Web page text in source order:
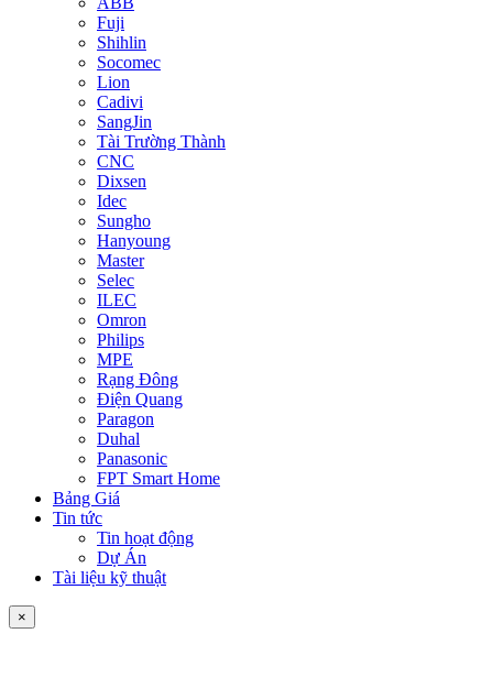
Fuji
Shihlin
Socomec
Lion
Cadivi
SangJin
Tài Trường Thành
CNC
Dixsen
Idec
Sungho
Hanyoung
Master
Selec
ILEC
Omron
Philips
MPE
Rạng Đông
Điện Quang
Paragon
Duhal
Panasonic
FPT Smart Home
Bảng Giá
Tin tức
Tin hoạt động
Dự Án
Tài liệu kỹ thuật
×